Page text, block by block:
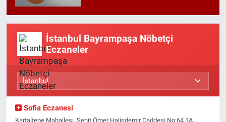
İstanbul Bayrampaşa Nöbetçi
Eczaneler
Sofia Eczanesi
Kartaltepe Mahallesi, Şehit Ömer Halisdemir Caddesi No:64 1A